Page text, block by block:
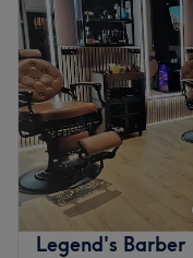
Legend's Barber